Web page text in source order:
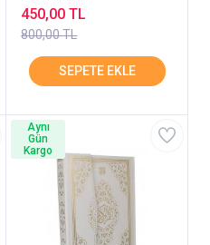
800,00 TL
450,00 TL
Aynı
Gün
Kargo